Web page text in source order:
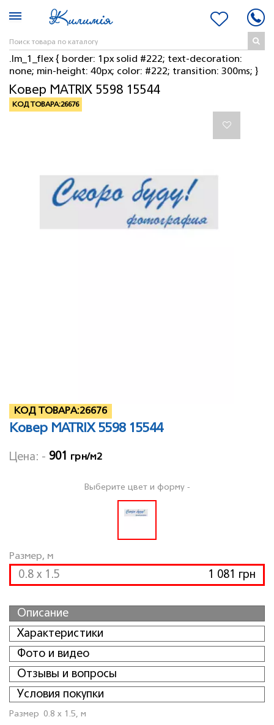
.lm_1_flex { border: 1px solid #222; text-decoration:
none; min-height: 40px; color: #222; transition: 300ms; }
Ковер MATRIX 5598 15544
КОД ТОВАРА:26676
КОД ТОВАРА:26676
Ковер MATRIX 5598 15544
Цена: - 901 грн/м2
Размер, м
0.8 x 1.5 1 081 грн
Выберите цвет и форму -
Описание
Характеристики
Фото и видео
Отзывы и вопросы
Условия покупки
Размер 0.8 x 1.5, м